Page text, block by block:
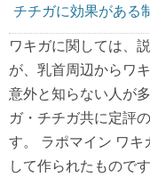
チチガに効果がある
ワキガに関しては、
が、乳首周辺からワ
意外と知らない人が
ガ・チチガ共に定評
す。 ラポマイン ワキ
して作られたもので